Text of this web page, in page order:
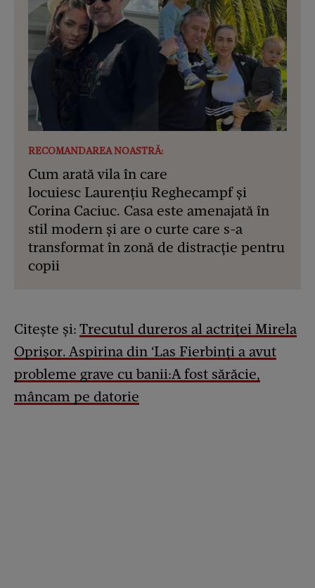
RECOMANDAREA NOASTRĂ:
Cum arată vila în care
locuiesc Laurențiu Reghecampf și
Corina Caciuc. Casa este amenajată în
stil modern și are o curte care s-a
transformat în zonă de distracție pentru
copii
Citește și: Trecutul dureros al actriței Mirela
Oprișor. Aspirina din ‘Las Fierbinți a avut
probleme grave cu banii:A fost sărăcie,
mâncam pe datorie